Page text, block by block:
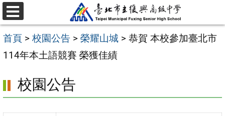
跳
至
主
要
容
區
選
單
首頁 > 校園公告 > 榮耀山城 > 恭賀 本校參加臺北市
114年本土語競賽 榮獲佳績
校園公告